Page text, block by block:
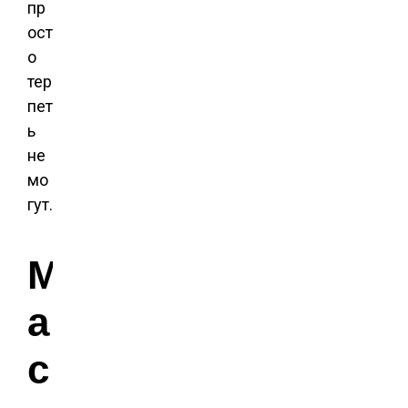
пр
ост
о
тер
пет
ь
не
мо
гут.
М
а
с